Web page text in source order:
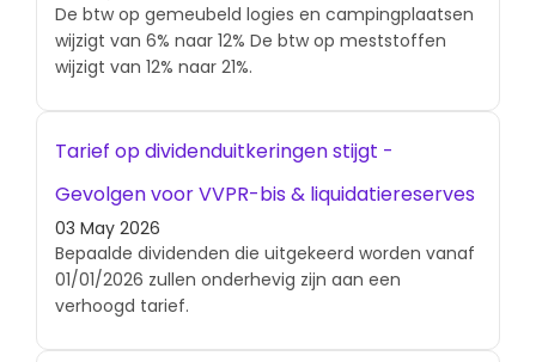
De btw op gemeubeld logies en campingplaatsen
wijzigt van 6% naar 12% De btw op meststoffen
wijzigt van 12% naar 21%.
Tarief op dividenduitkeringen stijgt -
Gevolgen voor VVPR-bis & liquidatiereserves
03 May 2026
Bepaalde dividenden die uitgekeerd worden vanaf
01/01/2026 zullen onderhevig zijn aan een
verhoogd tarief.